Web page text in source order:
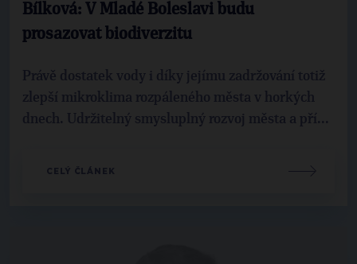
Bílková: V Mladé Boleslavi budu
prosazovat biodiverzitu
Právě dostatek vody i díky jejímu zadržování totiž
zlepší mikroklima rozpáleného města v horkých
dnech. Udržitelný smysluplný rozvoj města a pří...
CELÝ ČLÁNEK